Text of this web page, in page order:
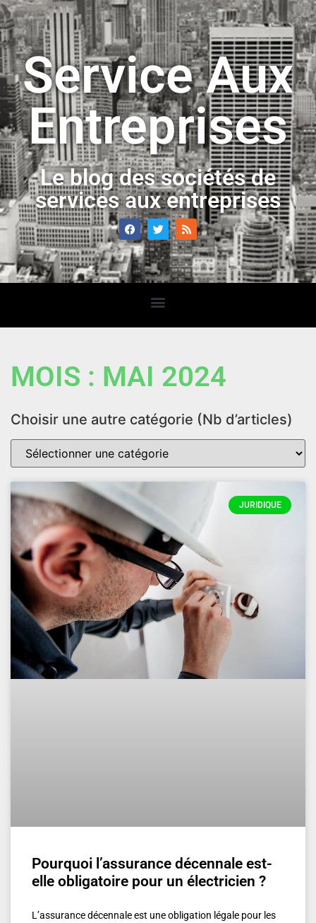
Service Aux
Entreprises
Le blog des sociétés de
services aux entreprises
MOIS : MAI 2024
Choisir une autre catégorie (Nb d’articles)
JURIDIQUE
Pourquoi l’assurance décennale est-
elle obligatoire pour un électricien ?
L’assurance décennale est une obligation légale pour les